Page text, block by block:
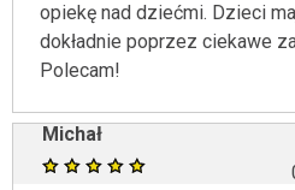
opiekę nad dziećmi. Dzieci
dokładnie poprzez ciekawe
Polecam!
Michał